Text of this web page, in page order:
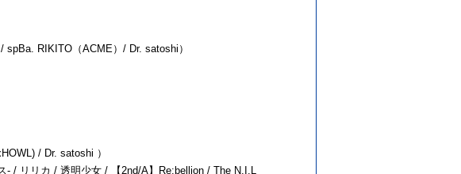
RIKITO（ACME）/ Dr. satoshi）
/ Dr. satoshi ）
/ リリカ / 透明少女 / 【2nd/A】Re:bellion / The N.I.L